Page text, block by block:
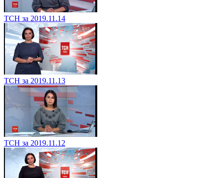
ТСН за 2019.11.14
ТСН за 2019.11.13
ТСН за 2019.11.12